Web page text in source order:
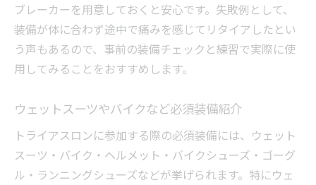
ブレーカーを用意しておくと安心です。失敗例として、
装備が体に合わず途中で痛みを感じてリタイアしたとい
う声もあるので、事前の装備チェックと練習で実際に使
用してみることをおすすめします。
ウェットスーツやバイクなど必須装備紹介
トライアスロンに参加する際の必須装備には、ウェット
スーツ・バイク・ヘルメット・バイクシューズ・ゴーグ
ル・ランニングシューズなどが挙げられます。特にウェ